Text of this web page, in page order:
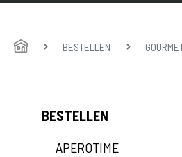
BESTELLEN
BESTELLEN
APEROTIME